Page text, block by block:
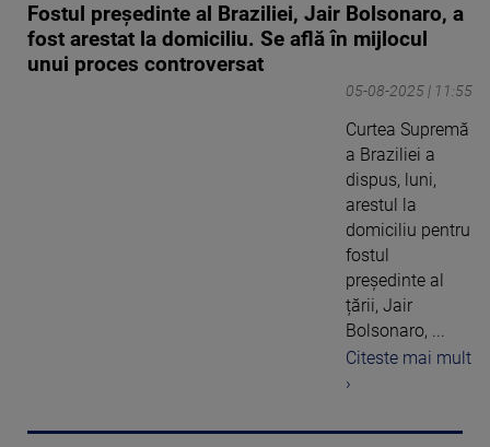
Fostul președinte al Braziliei, Jair Bolsonaro, a
fost arestat la domiciliu. Se află în mijlocul
unui proces controversat
05-08-2025 | 11:55
Curtea Supremă
a Braziliei a
dispus, luni,
arestul la
domiciliu pentru
fostul
președinte al
țării, Jair
Bolsonaro, ...
Citeste mai mult
›